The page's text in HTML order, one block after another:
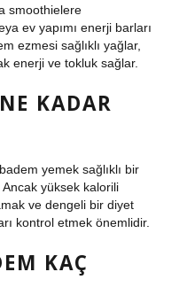
smoothielere
ev yapımı enerji barları
ezmesi sağlıklı yağlar,
enerji ve tokluk sağlar.
KADAR
yemek sağlıklı bir
yüksek kalorili
ve dengeli bir diyet
kontrol etmek önemlidir.
KAÇ